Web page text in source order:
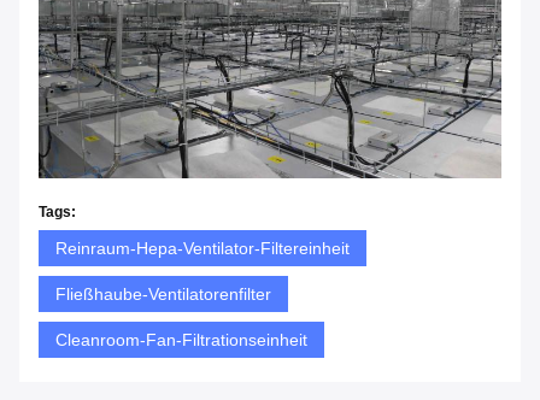
Tags:
Reinraum-Hepa-Ventilator-Filtereinheit
Fließhaube-Ventilatorenfilter
Cleanroom-Fan-Filtrationseinheit